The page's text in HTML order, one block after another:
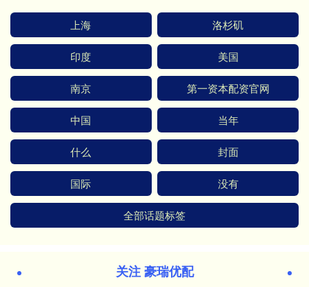
上海 洛杉矶
印度 美国
南京 第一资本配资官网
中国 当年
什么 封面
国际 没有
全部话题标签
关注 豪瑞优配